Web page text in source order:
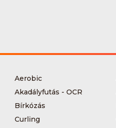
Aerobic
Akadályfutás - OCR
Bírkózás
Curling